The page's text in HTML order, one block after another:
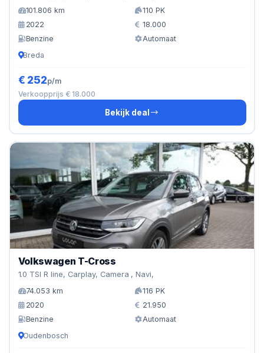
101.806 km
110 PK
2022
18.000
Benzine
Automaat
Breda
€ 252p/m
Verkoopprijs € 18.000
Bekijk deal
Volkswagen T-Cross
1.0 TSI R line, Carplay, Camera , Navi,
74.053 km
116 PK
2020
21.950
Benzine
Automaat
Oudenbosch